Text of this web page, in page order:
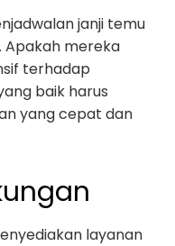
janji temu
Apakah mereka
terhadap
baik harus
yang cepat dan
layanan